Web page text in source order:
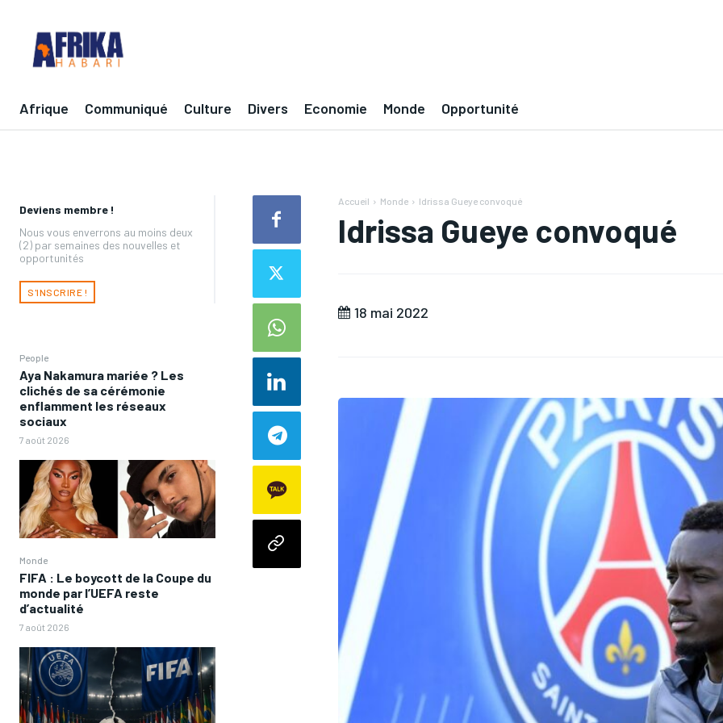
Afrique Communiqué Culture Divers Economie Monde Opportunité
Deviens membre !
Nous vous enverrons au moins deux
(2) par semaines des nouvelles et
opportunités
S'INSCRIRE !
People
Aya Nakamura mariée ? Les
clichés de sa cérémonie
enflamment les réseaux
sociaux
7 août 2026
Monde
FIFA : Le boycott de la Coupe du
monde par l’UEFA reste
d’actualité
7 août 2026
Accueil Monde Idrissa Gueye convoqué
Idrissa Gueye convoqué
18 mai 2022